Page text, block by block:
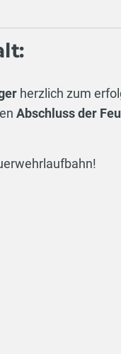
herzlich zum
Abschluss der